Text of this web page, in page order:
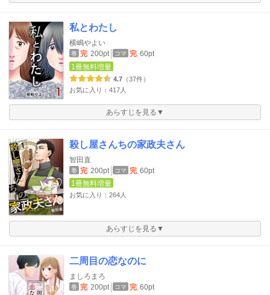
私とわたし
横嶋やよい
巻 完 200pt コマ 完 60pt
1冊無料増量
4.7 （37件）
お気に入り：417人
あらすじを見る▼
殺し屋さんちの家政夫さん
智田直
巻 完 200pt コマ 完 60pt
1冊無料増量
お気に入り：264人
あらすじを見る▼
二周目の恋なのに
ましろまろ
巻 完 200pt コマ 完 60pt